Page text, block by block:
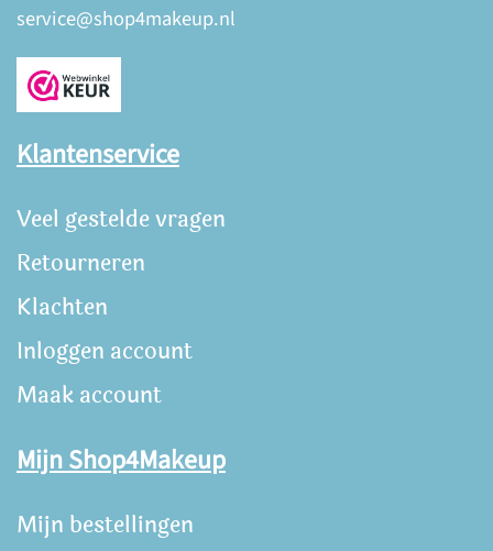
service@shop4makeup.nl
Klantenservice
Veel gestelde vragen
Retourneren
Klachten
Inloggen account
Maak account
Mijn Shop4Makeup
Mijn bestellingen